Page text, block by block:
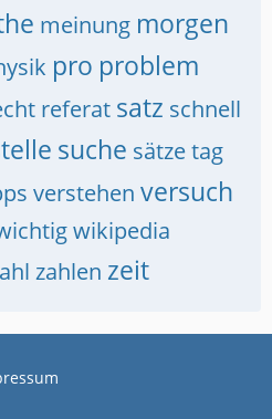
meinung morgen
pro problem
referat satz schnell
suche sätzetag
verstehen versuch
wikipedia
zahlen zeit